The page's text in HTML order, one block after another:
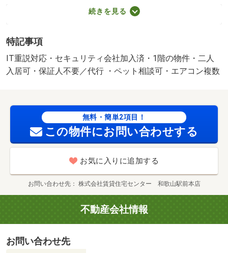
ネ」「断熱」のＺＥＨ採用☆ 追い焚き、浴室乾燥機、エ
アコン、照明、Ｗ－ＣＬ、システムキッチンなど設備充実
猫） ★家具家電レンタル利用可★ 図面や設備が現況と
異なる場合、現況優先と致します。 別途月額費用：ｒｕ
ｕｍサポート１，９８０円 更新事務手数料：２２，０
賃料総額の２．２％・２．５％・５．５％いずれか必
要。 駐車場備考：空有 ５，５００円/仲介手数料 74250
続きを見る
特記事項
IT重説対応・セキュリティ会社加入済・1階の物件・二人
入居可・保証人不要／代行 ・ペット相談可・エアコン複数
無料・簡単2項目！
この物件にお問い合わせする
お気に入りに追加する
お問い合わせ先 株式会社賃貸住宅センター 和歌山駅前本店
不動産会社情報
お問い合わせ先